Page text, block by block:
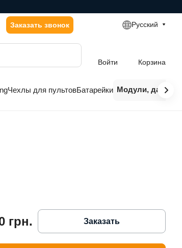
Заказать звонок Русский
Войти Корзина
Чехлы для пультовБатарейки Модули,
грн. Заказать